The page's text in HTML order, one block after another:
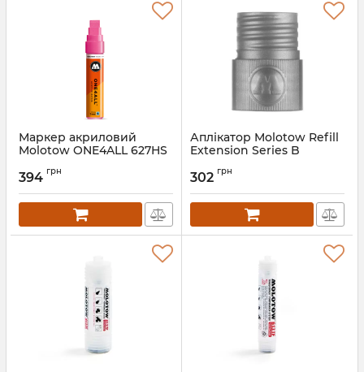
Маркер акриловий
Molotow ONE4ALL 627HS
394 грн
Аплікатор Molotow Refill
Extension Series B
302 грн